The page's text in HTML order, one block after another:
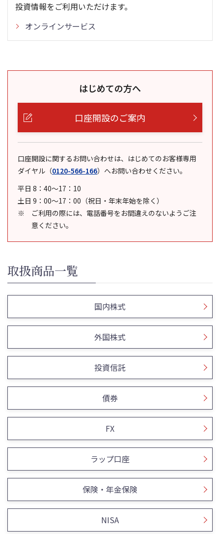
投資情報をご利用いただけます。
オンラインサービス
はじめての方へ
口座開設のご案内
口座開設に関するお問い合わせは、はじめてのお客様専用
ダイヤル （0120-566-166） へお問い合わせください。
平日 8：40～17：10
土日 9：00～17：00（祝日・年末年始を除く）
ご利用の際には、電話番号をお間違えのないようご注
意ください。
取扱商品一覧
国内株式
外国株式
投資信託
債券
FX
ラップ口座
保険・年金保険
NISA